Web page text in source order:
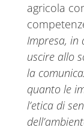
agricola
Impresa,
uscire allo
la
quanto le
l’etica di